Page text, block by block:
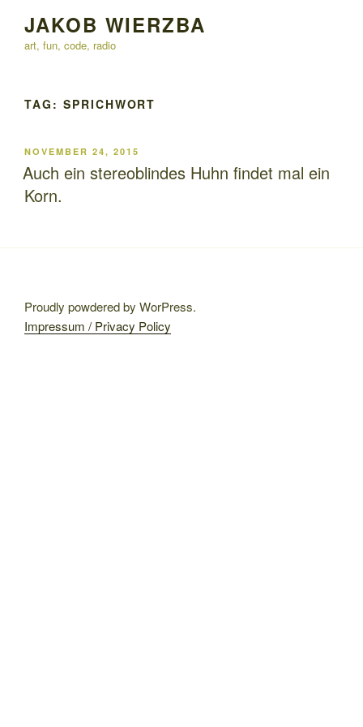
content
JAKOB WIERZBA
art, fun, code, radio
TAG: SPRICHWORT
POSTED
ON
NOVEMBER 24, 2015
Auch ein stereoblindes Huhn findet mal ein
Korn.
Proudly powdered by WorPress.
Impressum / Privacy Policy